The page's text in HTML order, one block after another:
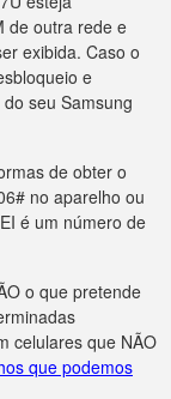
de outra rede e
exibida. Caso o
e
seu Samsung
de obter o
no aparelho ou
é um número de
o que pretende
celulares que NÃO
que podemos